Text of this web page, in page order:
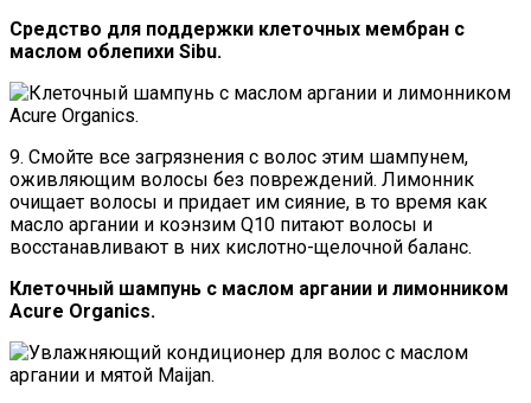
Средство для поддержки клеточных мембран с
маслом облепихи Sibu.
9. Смойте все загрязнения с волос этим шампунем,
оживляющим волосы без повреждений. Лимонник
очищает волосы и придает им сияние, в то время как
масло аргании и коэнзим Q10 питают волосы и
восстанавливают в них кислотно-щелочной баланс.
Клеточный шампунь с маслом аргании и лимонником
Acure Organics.